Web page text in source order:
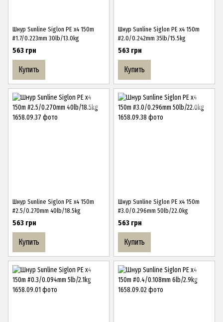
Шнур Sunline Siglon PE х4 150m
#1.7/0.223mm 30lb/13.0kg
563 грн
Купить
Шнур Sunline Siglon PE х4 150m
#2.0/0.242mm 35lb/15.5kg
563 грн
Купить
Шнур Sunline Siglon PE х4 150m
#2.5/0.270mm 40lb/18.5kg
563 грн
Купить
Шнур Sunline Siglon PE х4 150m
#3.0/0.296mm 50lb/22.0kg
563 грн
Купить